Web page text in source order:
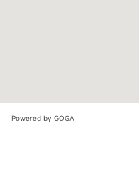
Powered by GOGA